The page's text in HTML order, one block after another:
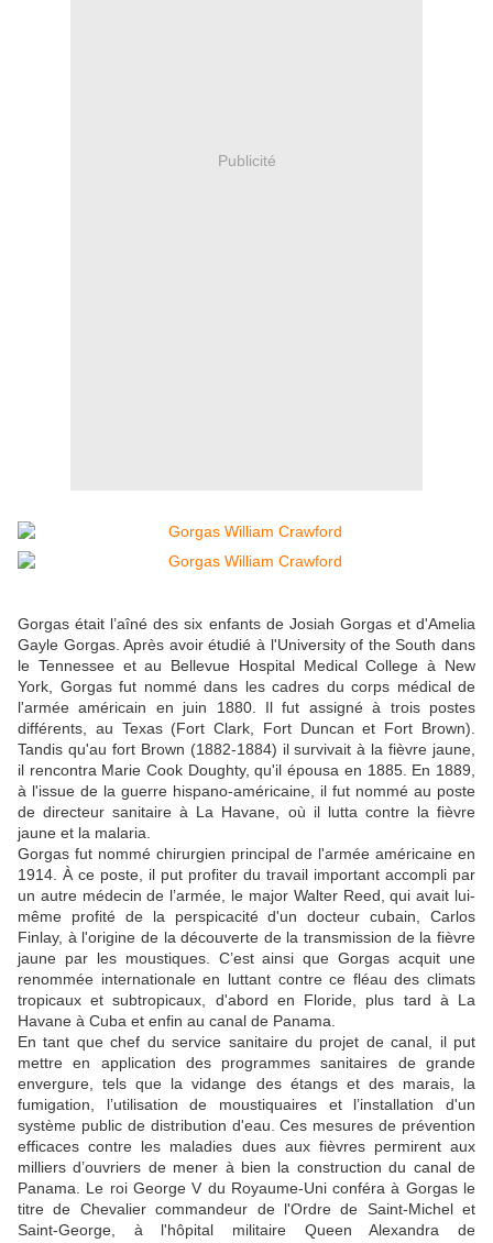
Publicité
Gorgas était l’aîné des six enfants de Josiah Gorgas et d'Amelia
Gayle Gorgas. Après avoir étudié à l'University of the South dans
le Tennessee et au Bellevue Hospital Medical College à New
York, Gorgas fut nommé dans les cadres du corps médical de
l'armée américain en juin 1880. Il fut assigné à trois postes
différents, au Texas (Fort Clark, Fort Duncan et Fort Brown).
Tandis qu'au fort Brown (1882-1884) il survivait à la fièvre jaune,
il rencontra Marie Cook Doughty, qu'il épousa en 1885. En 1889,
à l'issue de la guerre hispano-américaine, il fut nommé au poste
de directeur sanitaire à La Havane, où il lutta contre la fièvre
jaune et la malaria.
Gorgas fut nommé chirurgien principal de l'armée américaine en
1914. À ce poste, il put profiter du travail important accompli par
un autre médecin de l’armée, le major Walter Reed, qui avait lui-
même profité de la perspicacité d'un docteur cubain, Carlos
Finlay, à l'origine de la découverte de la transmission de la fièvre
jaune par les moustiques. C’est ainsi que Gorgas acquit une
renommée internationale en luttant contre ce fléau des climats
tropicaux et subtropicaux, d'abord en Floride, plus tard à La
Havane à Cuba et enfin au canal de Panama.
En tant que chef du service sanitaire du projet de canal, il put
mettre en application des programmes sanitaires de grande
envergure, tels que la vidange des étangs et des marais, la
fumigation, l’utilisation de moustiquaires et l’installation d'un
système public de distribution d'eau. Ces mesures de prévention
efficaces contre les maladies dues aux fièvres permirent aux
milliers d’ouvriers de mener à bien la construction du canal de
Panama. Le roi George V du Royaume-Uni conféra à Gorgas le
titre de Chevalier commandeur de l'Ordre de Saint-Michel et
Saint-George, à l'hôpital militaire Queen Alexandra de